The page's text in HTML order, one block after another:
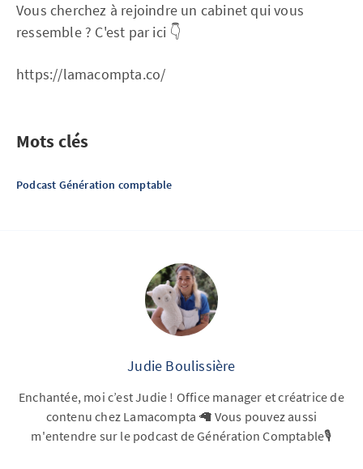
Vous cherchez à rejoindre un cabinet qui vous
ressemble ? C'est par ici 👇
https://lamacompta.co/
Mots clés
Podcast Génération comptable
Judie Boulissière
Enchantée, moi c’est Judie ! Office manager et créatrice de
contenu chez Lamacompta 🦙 Vous pouvez aussi
m'entendre sur le podcast de Génération Comptable🎙️